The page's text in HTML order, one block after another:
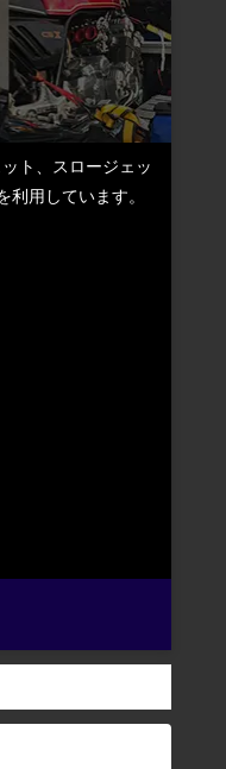
ト、スロージェッ
用しています。